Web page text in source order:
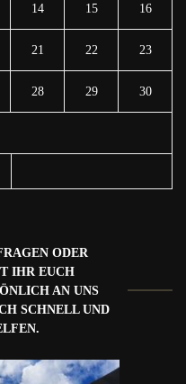
14 15 16
21 22 23
28 29 30
ODER
IHR EUCH
AN UNS
SCHNELL UND